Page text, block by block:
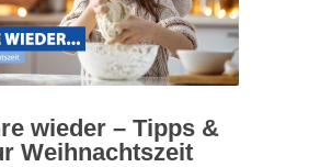
wieder – Tipps &
Weihnachtszeit